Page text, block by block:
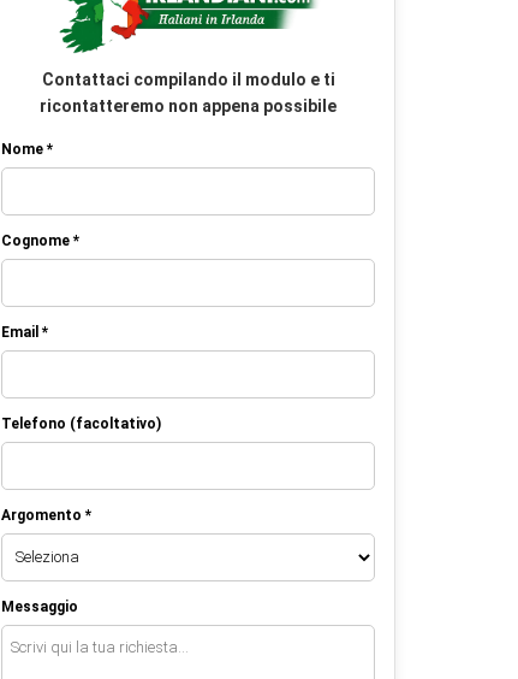
Contattaci compilando il modulo e ti
ricontatteremo non appena possibile
Nome *
Cognome *
Email *
Telefono (facoltativo)
Argomento *
Messaggio